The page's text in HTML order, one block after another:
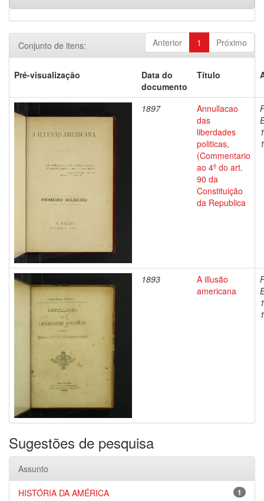
Anterior 1 Próximo
Conjunto de itens:
Pré-visualização
Data do
documento
Título
1897
Annullacao
das
liberdades
politicas,
(Commentario
ao 4º do art.
90 da
Constituição
da Republica
1893
A illusão
americana
Sugestões de pesquisa
Assunto
1
HISTÓRIA DA AMÉRICA